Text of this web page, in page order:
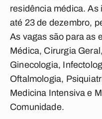
residência médica.
até 23 de dezembro,
As vagas são para as
Médica, Cirurgia
Ginecologia,
Oftalmologia,
Medicina Intensiva e
Comunidade.